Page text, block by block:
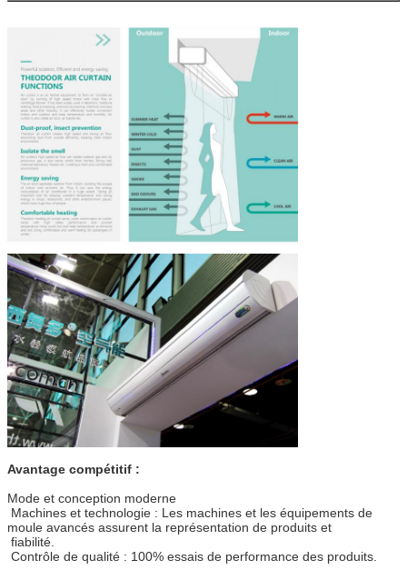
Avantage compétitif :
Mode et conception moderne
Machines et technologie : Les machines et les équipements de
moule avancés assurent la représentation de produits et
fiabilité.
Contrôle de qualité : 100% essais de performance des produits.